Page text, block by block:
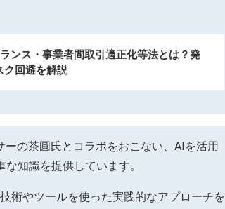
ンス・事業者間取引適正化等法とは？発
ク回避を解説
ーの茶圓氏とコラボをおこない、AIを活用
知識を提供しています。
術やツールを使った実践的なアプローチを